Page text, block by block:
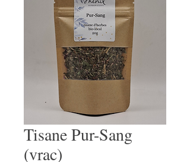
Tisane Pur-Sang
(vrac)